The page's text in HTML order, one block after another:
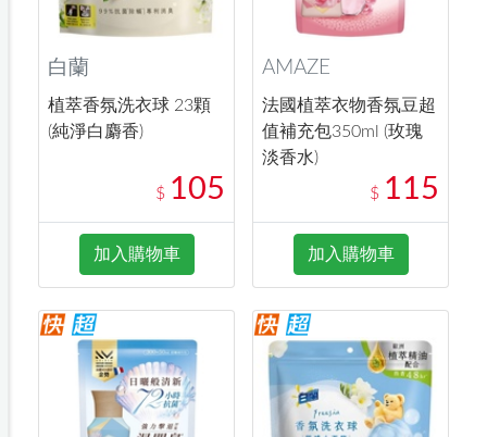
白蘭
植萃香氛洗衣球 23顆
(純淨白麝香)
$ 105
加入購物車
AMAZE
法國植萃衣物香氛豆超
值補充包350ml (玫瑰
淡香水)
$ 115
加入購物車